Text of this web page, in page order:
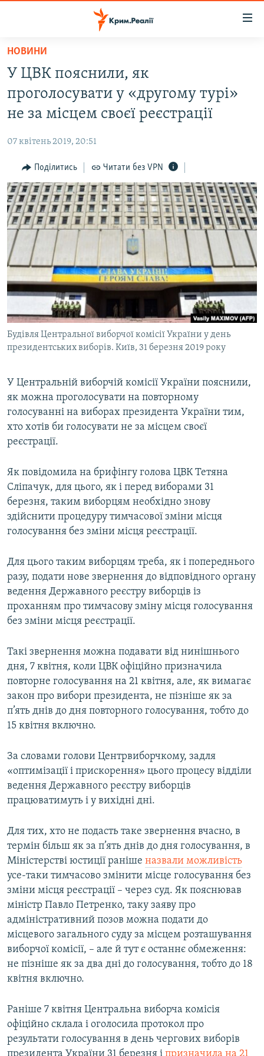
Перейти
основного
матеріалу
Перейти
до
основної
Перейти
до
пошуку
ВОДА.КРИМ
ВІДЕО ТА ФОТО
БЛОГИ
ПОГЛЯД
ІНТЕРВ'Ю
ВСЕ ЗА ДЕНЬ
СПЕЦПРОЕКТИ
ДЕПОРТАЦІЯ
ВІДЕОУРОКИ «ELIFBE»
СВІДЧЕННЯ ОКУПАЦІЇ
УКРАЇНСЬКА ПРОБЛЕМА КРИМУ
ІНФОГРАФІКА
ЯК ОБІЙТИ БЛОКУВАННЯ
Русский
Qırımtatar
ДОЛУЧАЙСЯ!
Усі сайти RFE/RL
НОВИНИ
У ЦВК пояснили, як
проголосувати у «другому турі»
не за місцем своєї реєстрації
07 квітень 2019, 20:51
Поділитись Читати без VPN
Будівля Центральної виборчої комісії України у день
президентських виборів. Київ, 31 березня 2019 року
У Центральній виборчій комісії України пояснили,
як можна проголосувати на повторному
голосуванні на виборах президента України тим,
хто хотів би голосувати не за місцем своєї
реєстрації.
Як повідомила на брифінгу голова ЦВК Тетяна
Сліпачук, для цього, як і перед виборами 31
березня, таким виборцям необхідно знову
здійснити процедуру тимчасової зміни місця
голосування без зміни місця реєстрації.
Для цього таким виборцям треба, як і попереднього
разу, подати нове звернення до відповідного органу
ведення Державного реєстру виборців із
проханням про тимчасову зміну місця голосування
без зміни місця реєстрації.
Такі звернення можна подавати від нинішнього
дня, 7 квітня, коли ЦВК офіційно призначила
повторне голосування на 21 квітня, але, як вимагає
закон про вибори президента, не пізніше як за
п’ять днів до дня повторного голосування, тобто до
15 квітня включно.
За словами голови Центрвиборчкому, задля
«оптимізації і прискорення» цього процесу відділи
ведення Державного реєстру виборців
працюватимуть і у вихідні дні.
Для тих, хто не подасть таке звернення вчасно, в
термін більш як за п’ять днів до дня голосування, в
Міністерстві юстиції раніше назвали можливість
усе-таки тимчасово змінити місце голосування без
зміни місця реєстрації – через суд. Як пояснював
міністр Павло Петренко, таку заяву про
адміністративний позов можна подати до
місцевого загального суду за місцем розташування
виборчої комісії, – але й тут є останнє обмеження:
не пізніше як за два дні до голосування, тобто до 18
квітня включно.
Раніше 7 квітня Центральна виборча комісія
офіційно склала і оголосила протокол про
результати голосування в день чергових виборів